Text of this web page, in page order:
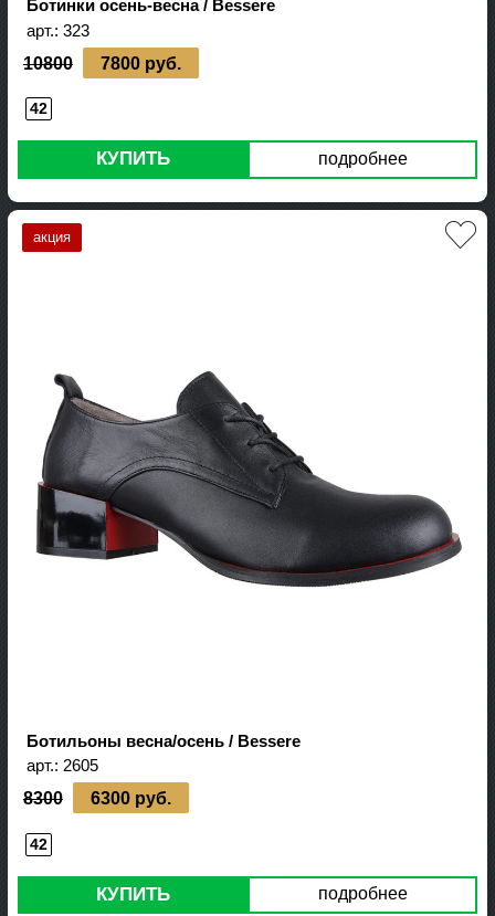
Ботинки осень-весна / Bessere
арт.: 323
10800 7800 руб.
42
подробнее
КУПИТЬ
Ботильоны весна/осень / Bessere
арт.: 2605
8300 6300 руб.
42
подробнее
КУПИТЬ